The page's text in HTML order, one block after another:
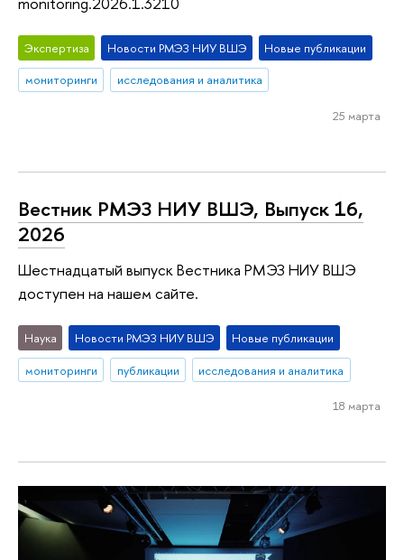
Экспертиза Новости РМЭЗ НИУ ВШЭ
Новые публикации
мониторинги
исследования и аналитика
25 марта
Вестник РМЭЗ НИУ ВШЭ, Выпуск 16,
2026
Шестнадцатый выпуск Вестника РМЭЗ НИУ ВШЭ
доступен на нашем сайте.
Наука Новости РМЭЗ НИУ ВШЭ
Новые публикации
мониторинги
публикации исследования и аналитика
18 марта